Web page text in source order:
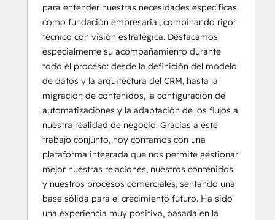
para entender nuestras necesidades específicas
como fundación empresarial, combinando rigor
técnico con visión estratégica. Destacamos
especialmente su acompañamiento durante
todo el proceso: desde la definición del modelo
de datos y la arquitectura del CRM, hasta la
migración de contenidos, la configuración de
automatizaciones y la adaptación de los flujos a
nuestra realidad de negocio. Gracias a este
trabajo conjunto, hoy contamos con una
plataforma integrada que nos permite gestionar
mejor nuestras relaciones, nuestros contenidos
y nuestros procesos comerciales, sentando una
base sólida para el crecimiento futuro. Ha sido
una experiencia muy positiva, basada en la